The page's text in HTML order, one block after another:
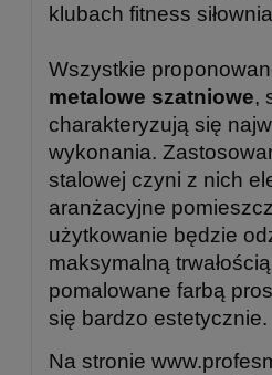
klubach fitness
Wszystkie
metalowe szatniowe,
charakteryzują się
wykonania.
stalowej czyni z nich
aranżacyjne
użytkowanie będzie
maksymalną
pomalowane farbą
się bardzo estetycznie.
Na stronie